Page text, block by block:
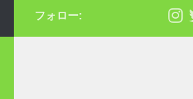
フォロー: